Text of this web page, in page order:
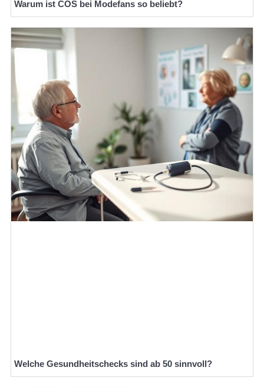
Warum ist COS bei Modefans so beliebt?
Welche Gesundheitschecks sind ab 50 sinnvoll?